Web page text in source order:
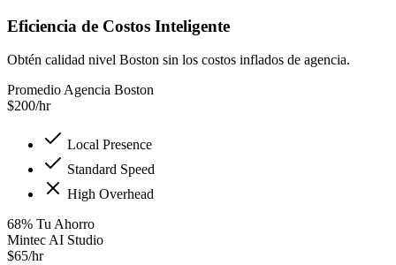
Eficiencia de Costos Inteligente
Obtén calidad nivel Boston sin los costos inflados de agencia.
Promedio Agencia Boston
$200/hr
Local Presence
Standard Speed
High Overhead
68% Tu Ahorro
Mintec AI Studio
$65/hr